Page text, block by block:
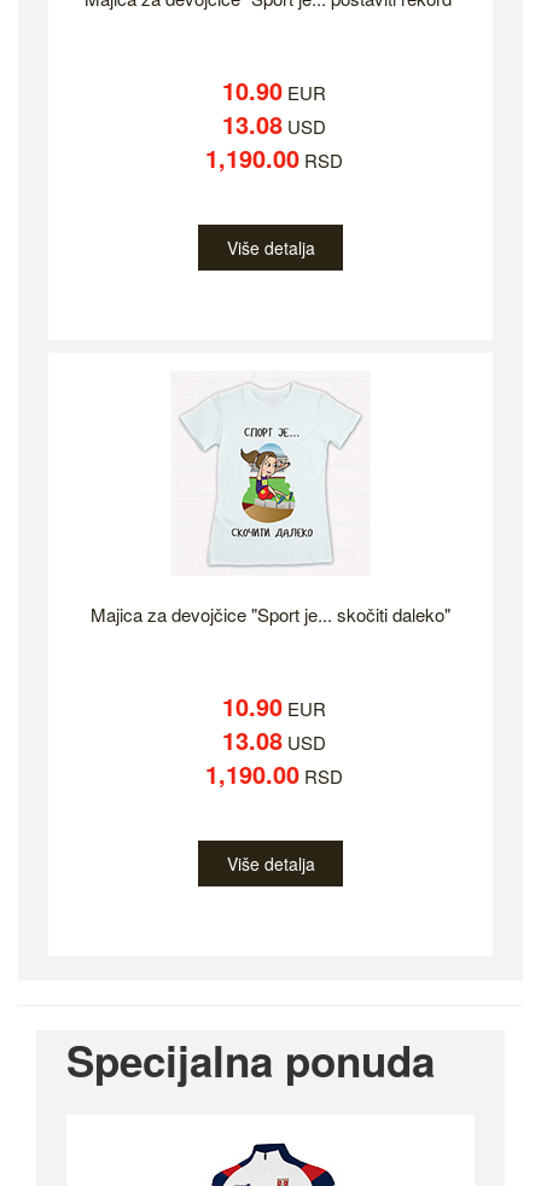
10.90EUR
13.08USD
1,190.00RSD
Više detalja
Majica za devojčice "Sport je... skočiti daleko"
10.90EUR
13.08USD
1,190.00RSD
Više detalja
Specijalna ponuda